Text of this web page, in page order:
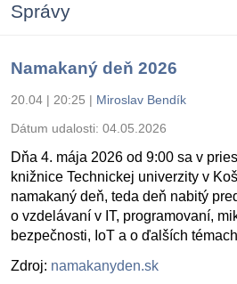
Správy
Namakaný deň 2026
20.04 | 20:25 | Miroslav Bendík
Dátum udalosti: 04.05.2026
Dňa 4. mája 2026 od 9:00 sa v
knižnice Technickej univerzity v
namakaný deň, teda deň nabitý
o vzdelávaní v IT, programovaní,
bezpečnosti, IoT a o ďalších
Zdroj: namakanyden.sk